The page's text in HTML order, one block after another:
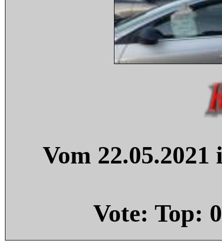
Vom
Vote: Top: 0